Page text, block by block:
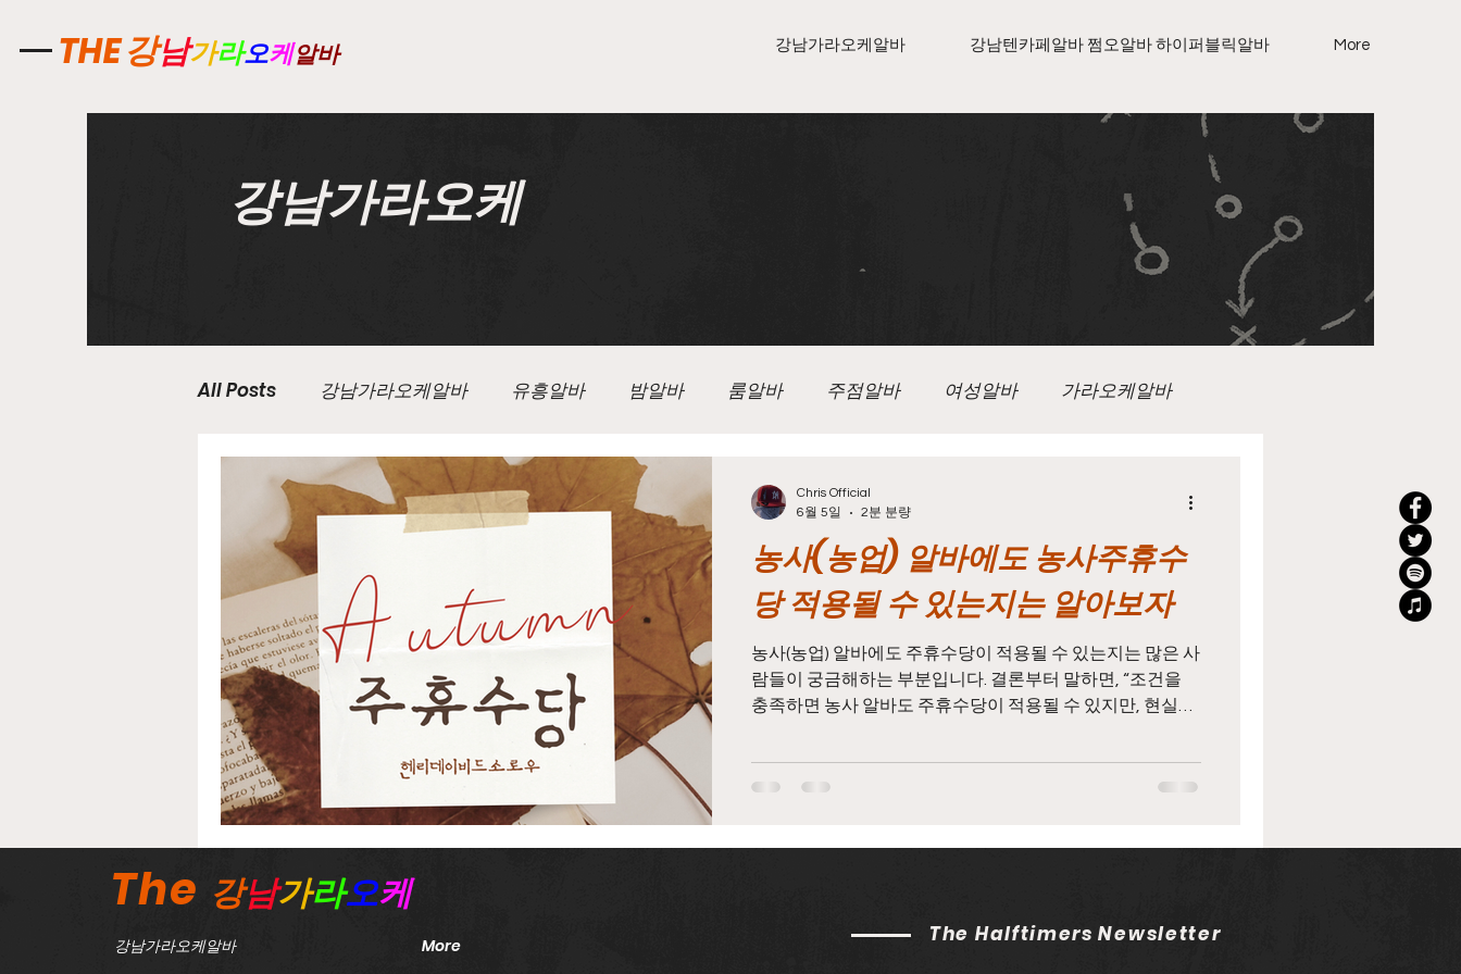
강남가라오케알바
THE 강남가라오케알바 강남텐카페알바 쩜오알바 하이퍼블릭알바 More
강남가라오케
All Posts 강남가라오케알바 유흥알바 밤알바 룸알바 주점알바 여성알바 가라오케알바
유흥업소알바 노래주점알바 텐카페알바
노래방보도이야기 마사지알바 마사지구인 태국마사지 태국마사지알바
태국마사지구인 스웨디시알바 스웨디시구인 스웨디시 스웨디시마사지 농업주휴수당
농사주휴수당 농업알바주휴수당
농사(농업) 알바에도 농사주휴수
당 적용될 수 있는지는 알아보자
농사(농업) 알바에도 주휴수당이 적용될 수 있는지는 많은 사
람들이 궁금해하는 부분입니다. 결론부터 말하면, “조건을
충족하면 농사 알바도 주휴수당이 적용될 수 있지만, 현실에
는 케이스에 따라 다르게 운영되는 경우가 많습니다. 주휴수
있는 제도입니다. 이 기준은 업종과 관계없이 적용됩니다.
Chris Official
6월 5일
2분 분량
The 강남가라오케
강남가라오케알바 More The Halftimers Newsletter